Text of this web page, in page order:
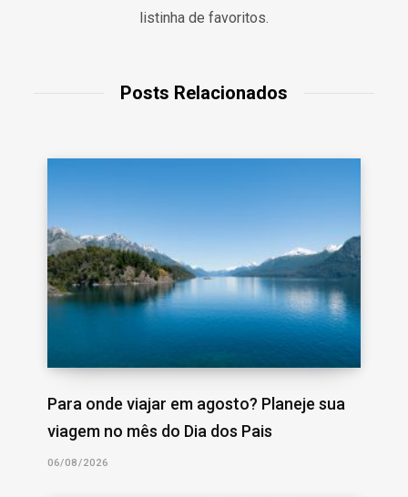
listinha de favoritos.
Posts Relacionados
Para onde viajar em agosto? Planeje sua
viagem no mês do Dia dos Pais
06/08/2026